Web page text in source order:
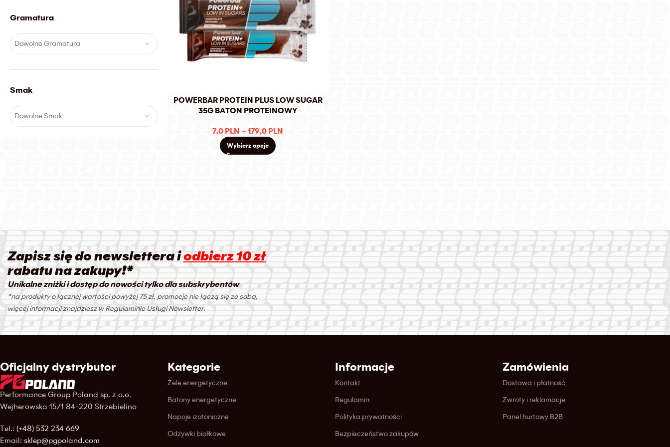
Gramatura
Dowolne Gramatura
Smak
Dowolne Smak
POWERBAR PROTEIN PLUS LOW SUGAR
35G BATON PROTEINOWY
7,0 PLN –179,0 PLN
Wybierz opcje
Zapisz się do newslettera iodbierz 10 zł
rabatu na zakupy!*
Unikalne zniżki i dostęp do nowości tylko dla subskrybentów
*na produkty o łącznej wartości powyżej 75 zł, promocje nie łączą się ze sobą,
więcej informacji znajdziesz w Regulaminie Usługi Newsletter.
Oficjalny dystrybutor
Performance Group Poland sp. z o.o.
Wejherowska 15/1 84-220 Strzebielino
Tel.: (+48) 532 234 669
Email: sklep@pgpoland.com
Kategorie
Żele energetyczne
Batony energetyczne
Napoje izotoniczne
Odżywki białkowe
Informacje
Kontakt
Regulamin
Polityka prywatności
Bezpieczeństwo zakupów
Zamówienia
Dostawa i płatność
Zwroty i reklamacje
Panel hurtowy B2B